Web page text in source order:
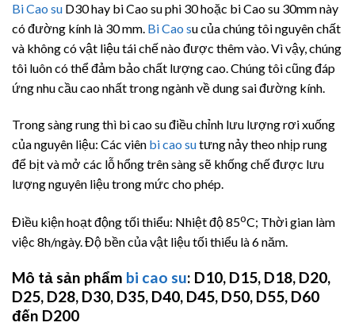
Bi Cao su D30 hay bi Cao su phi 30 hoặc bi Cao su 30mm này
có đường kính là 30 mm. Bi Cao su của chúng tôi nguyên chất
và không có vật liệu tái chế nào được thêm vào. Vì vậy, chúng
tôi luôn có thể đảm bảo chất lượng cao. Chúng tôi cũng đáp
ứng nhu cầu cao nhất trong ngành về dung sai đường kính.
Trong sàng rung thì bi cao su điều chỉnh lưu lượng rơi xuống
của nguyên liệu: Các viên bi cao sutưng nảy theo nhịp rung
để bịt và mở các lỗ hổng trên sàng sẽ khống chế được lưu
lượng nguyên liệu trong mức cho phép.
Điều kiện hoạt động tối thiểu: Nhiệt độ 85oC; Thời gian làm
việc 8h/ngày. Độ bền của vật liệu tối thiểu là 6 năm.
Mô tả sản phẩm bi cao su: D10, D15, D18, D20,
D25, D28, D30, D35, D40, D45, D50, D55, D60
đến D200